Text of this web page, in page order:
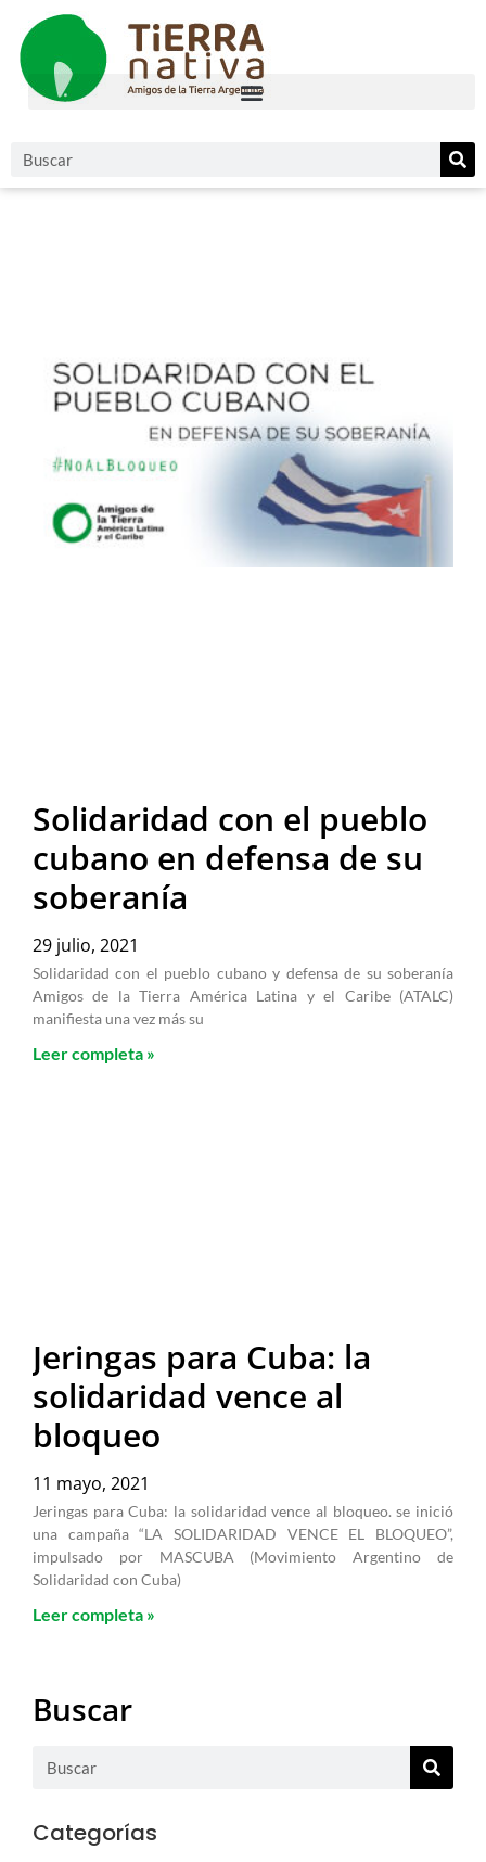
Solidaridad con el pueblo
cubano en defensa de su
soberanía
29 julio, 2021
Solidaridad con el pueblo cubano y defensa de su soberanía
Amigos de la Tierra América Latina y el Caribe (ATALC)
manifiesta una vez más su
Leer completa »
Jeringas para Cuba: la
solidaridad vence al
bloqueo
11 mayo, 2021
Jeringas para Cuba: la solidaridad vence al bloqueo. se inició
una campaña “LA SOLIDARIDAD VENCE EL BLOQUEO”,
impulsado por MASCUBA (Movimiento Argentino de
Solidaridad con Cuba)
Leer completa »
Buscar
Categorías